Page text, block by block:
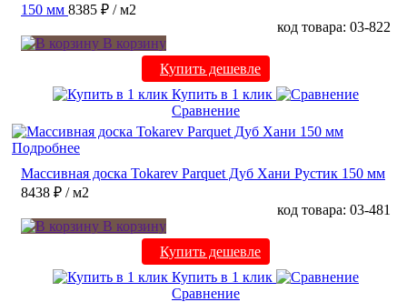
150 мм 8385 ₽ / м2
код товара: 03-822
В корзину
Купить дешевле
Купить в 1 клик
Сравнение
Подробнее
Массивная доска Tokarev Parquet Дуб Хани Рустик 150 мм
8438 ₽ / м2
код товара: 03-481
В корзину
Купить дешевле
Купить в 1 клик
Сравнение